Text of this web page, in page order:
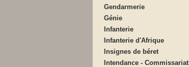
Gendarmerie
Génie
Infanterie
Infanterie d'Afrique
Insignes de béret
Intendance - Commissariat